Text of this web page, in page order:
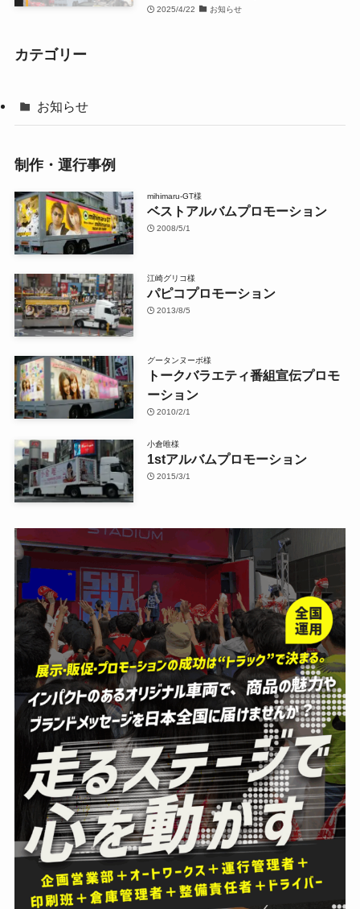
2025/4/22 お知らせ
カテゴリー
お知らせ
制作・運行事例
mihimaru-GT様
ベストアルバムプロモーション
2008/5/1
江崎グリコ様
パピコプロモーション
2013/8/5
グータンヌーボ様
トークバラエティ番組宣伝プロモ
ーション
2010/2/1
小倉唯様
1stアルバムプロモーション
2015/3/1